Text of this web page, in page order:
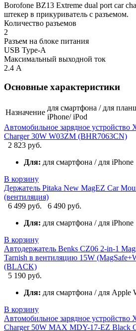
Borofone BZ13 Extreme dual port car
штекер в прикуриватель с разъемом.
Количество разъемов
2
Разъем на блоке питания
USB Type-A
Максимальный выходной ток
2.4 А
Основные характеристики
Назначение
для смартфона / для
iPhone/ iPod
Автомобильное зарядное устройство
Charger 30W W03ZM (BHR7063CN)
2 823 руб.
Для: для смартфона / для iPhone
В корзину
Держатель Pitaka New MagEZ Car
(вентиляция)
6 499 руб.
6 490 руб.
Для: для смартфона / для iPhone
В корзину
Автодержатель Benks CZ06 2-in-1
Tarnish в вентиляцию 15W
(BLACK)
5 190 руб.
Для: для смартфона / для Apple
В корзину
Автомобильное зарядное устройство
Charger 50W MAX MDY-17-EZ Black